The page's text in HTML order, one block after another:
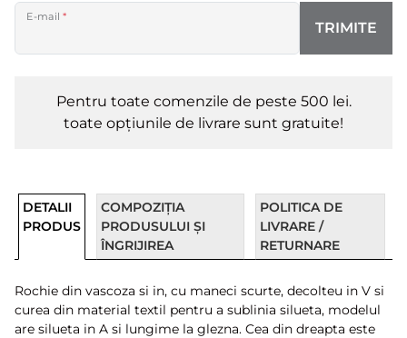
E-mail*
TRIMITE
Pentru toate comenzile de peste 500 lei.
toate opțiunile de livrare sunt gratuite!
DETALII
PRODUS
COMPOZIȚIA
PRODUSULUI ȘI
ÎNGRIJIREA
POLITICA DE
LIVRARE /
RETURNARE
Rochie din vascoza si in, cu maneci scurte, decolteu in V si
curea din material textil pentru a sublinia silueta, modelul
are silueta in A si lungime la glezna. Cea din dreapta este